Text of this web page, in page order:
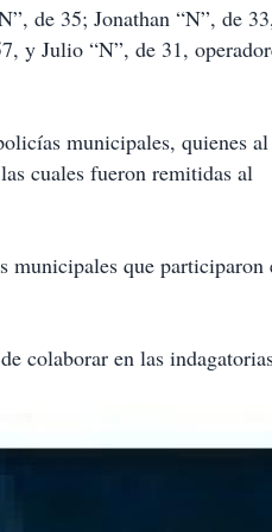
de 35; Jonathan “N”, de
y Julio “N”, de 31,
municipales, quienes
cuales fueron remitidas al
municipales que participaron
colaborar en las